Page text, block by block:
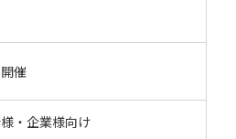
催
・企業様向け